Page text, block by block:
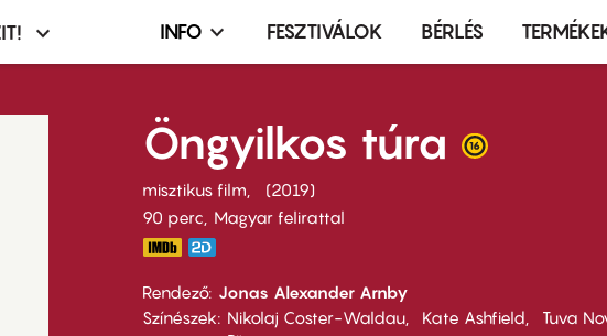
Infó,
terembérlés
menü
INFO FESZTIVÁLOK BÉRLÉS
Öngyilkos túra
misztikus film
2019
90 perc,
Magyar felirattal
Rendező Jonas Alexander Arnby
Színészek
Nikolaj Coster-Waldau Kate Ashfield Tuva